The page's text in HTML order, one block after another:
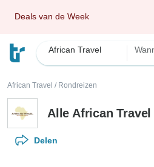
Deals van de Week
African Travel
African Travel / Rondreizen
Alle African
Delen